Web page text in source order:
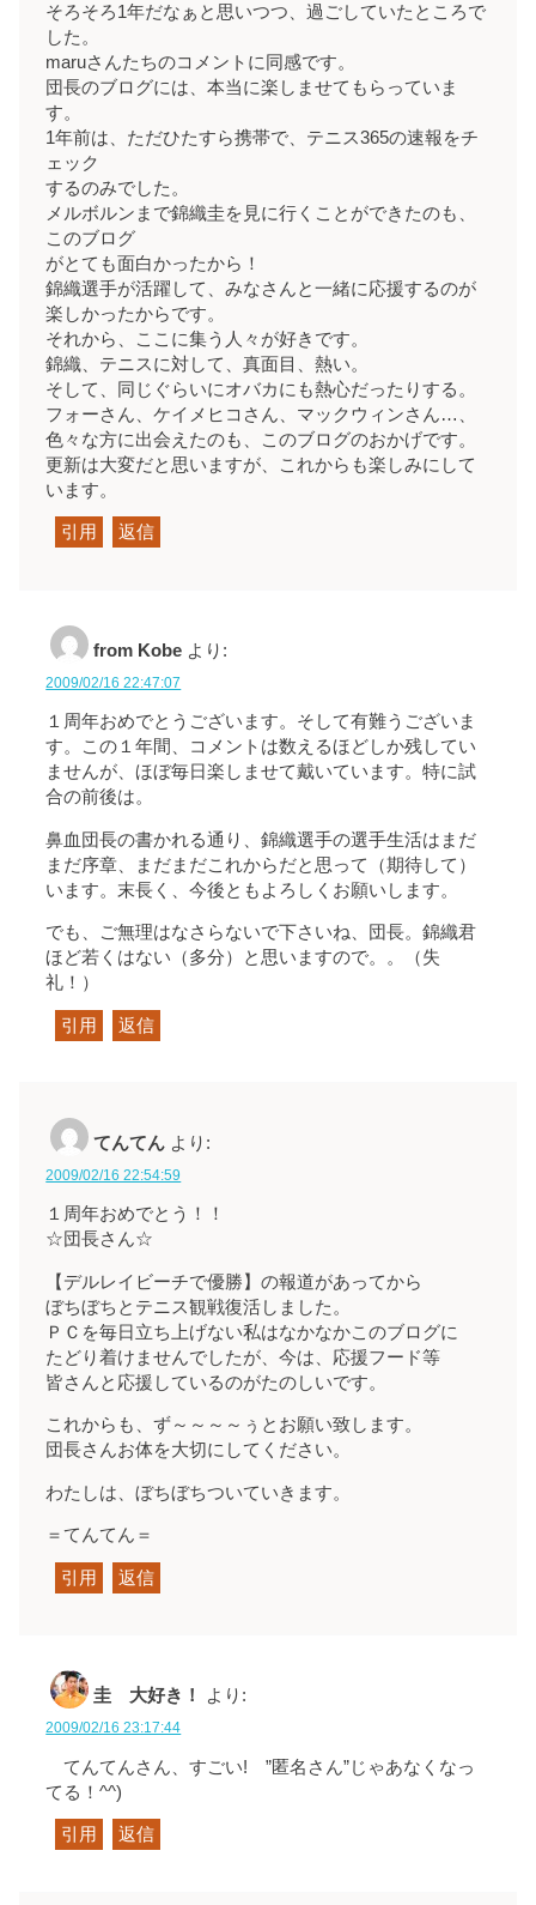
そろそろ1年だなぁと思いつつ、過ごしていたところで
した。
maruさんたちのコメントに同感です。
団長のブログには、本当に楽しませてもらっていま
す。
1年前は、ただひたすら携帯で、テニス365の速報をチ
ェック
するのみでした。
メルボルンまで錦織圭を見に行くことができたのも、
このブログ
がとても面白かったから！
錦織選手が活躍して、みなさんと一緒に応援するのが
楽しかったからです。
それから、ここに集う人々が好きです。
錦織、テニスに対して、真面目、熱い。
そして、同じぐらいにオバカにも熱心だったりする。
フォーさん、ケイメヒコさん、マックウィンさん…、
色々な方に出会えたのも、このブログのおかげです。
更新は大変だと思いますが、これからも楽しみにして
います。
引用 返信
from Kobe より:
2009/02/16 22:47:07
１周年おめでとうございます。そして有難うございま
す。この１年間、コメントは数えるほどしか残してい
ませんが、ほぼ毎日楽しませて戴いています。特に試
合の前後は。
鼻血団長の書かれる通り、錦織選手の選手生活はまだ
まだ序章、まだまだこれからだと思って（期待して）
います。末長く、今後ともよろしくお願いします。
でも、ご無理はなさらないで下さいね、団長。錦織君
ほど若くはない（多分）と思いますので。。（失
礼！）
引用 返信
てんてん より:
2009/02/16 22:54:59
１周年おめでとう！！
☆団長さん☆
【デルレイビーチで優勝】の報道があってから
ぼちぼちとテニス観戦復活しました。
ＰＣを毎日立ち上げない私はなかなかこのブログに
たどり着けませんでしたが、今は、応援フード等
皆さんと応援しているのがたのしいです。
これからも、ず～～～～ぅとお願い致します。
団長さんお体を大切にしてください。
わたしは、ぼちぼちついていきます。
＝てんてん＝
引用 返信
圭 大好き！ より:
2009/02/16 23:17:44
てんてんさん、すごい! ”匿名さん”じゃあなくなっ
てる！^^)
引用 返信